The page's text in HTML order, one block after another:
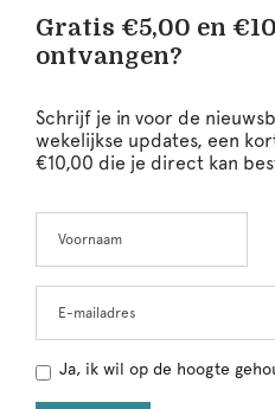
Gratis €5,00 en
ontvangen?
Schrijf je in voor de
wekelijkse updates, een
€10,00 die je direct kan
this
Ja, ik wil op de hoogte